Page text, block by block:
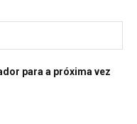
para a próxima vez